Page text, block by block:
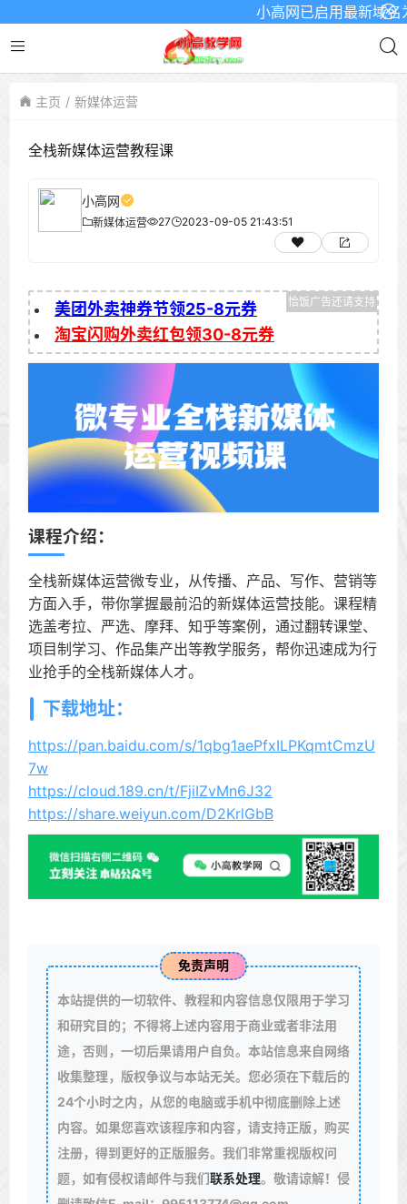
小高网已启用最新域名
主页 新媒体运营
全栈新媒体运营教程课
小高网
新媒体运营 27 2023-09-05 21:43:51
美团外卖神券节领25-8元券
淘宝闪购外卖红包领30-8元券
课程介绍：
全栈新媒体运营微专业，从传播、产品、写作、营销等
方面入手，带你掌握最前沿的新媒体运营技能。课程精
选盖考拉、严选、摩拜、知乎等案例，通过翻转课堂、
项目制学习、作品集产出等教学服务，帮你迅速成为行
业抢手的全栈新媒体人才。
下载地址：
https://pan.baidu.com/s/1qbg1aePfxILPKqmtCmzU
7w
https://cloud.189.cn/t/FjiIZvMn6J32
https://share.weiyun.com/D2KrlGbB
免责声明
本站提供的一切软件、教程和内容信息仅限用于学习
和研究目的；不得将上述内容用于商业或者非法用
途，否则，一切后果请用户自负。本站信息来自网络
收集整理，版权争议与本站无关。您必须在下载后的
24个小时之内，从您的电脑或手机中彻底删除上述
内容。如果您喜欢该程序和内容，请支持正版，购买
注册，得到更好的正版服务。我们非常重视版权问
题，如有侵权请邮件与我们联系处理。敬请谅解！侵